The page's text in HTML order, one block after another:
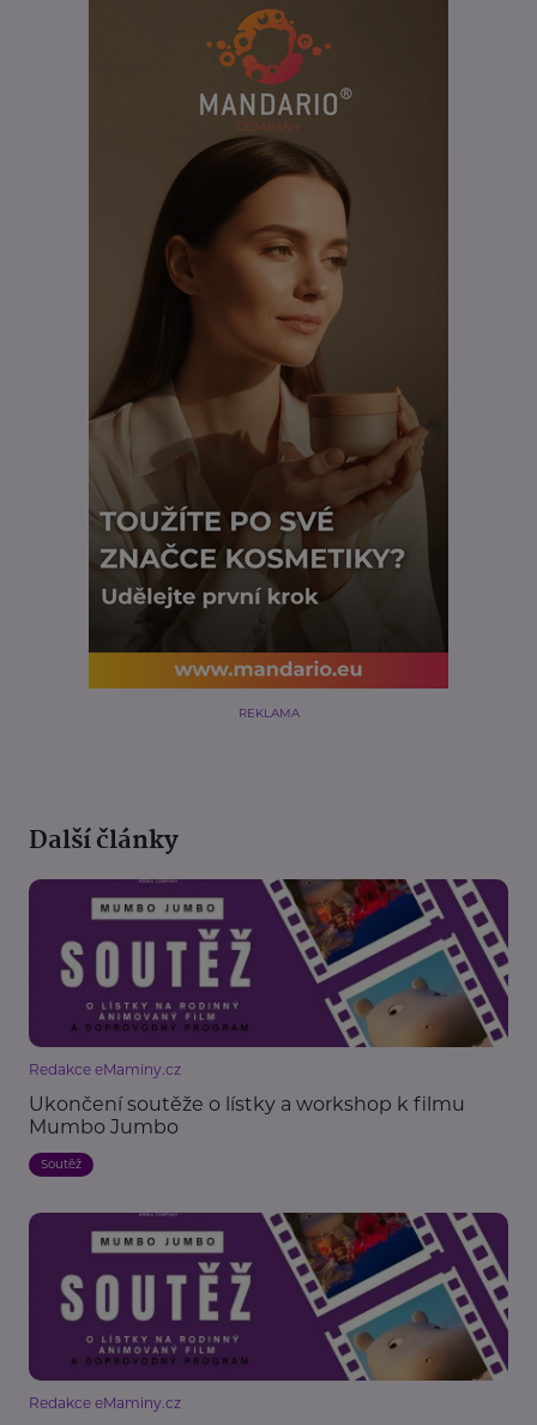
REKLAMA
Další články
Redakce eMaminy.cz
Ukončení soutěže o lístky a workshop k filmu
Mumbo Jumbo
Soutěž
Redakce eMaminy.cz